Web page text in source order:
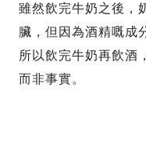
雖然飲完牛奶之後，
臟，但因為酒精嘅成
所以飲完牛奶再飲酒
而非事實。